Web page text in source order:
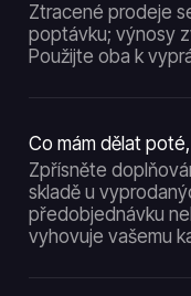
Ztracené prodeje
poptávku; výnosy
Použijte oba k
Co mám dělat
Zpřísněte
skladě u
předobjednávku
vyhovuje vašemu